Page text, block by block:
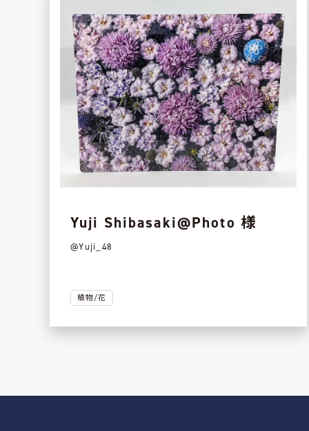
Yuji Shibasaki@Photo 様
@Yuji_48
植物/花